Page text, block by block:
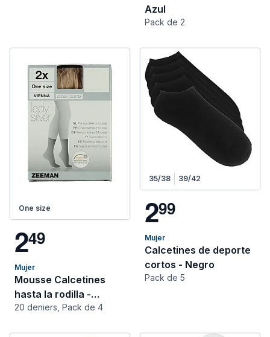
Azul
Pack de 2
One size
249
Mujer
Mousse Calcetines
hasta la rodilla -
Vienna
20 deniers, Pack de 4
35/38 39/42
299
Mujer
Calcetines de deporte
cortos - Negro
Pack de 5